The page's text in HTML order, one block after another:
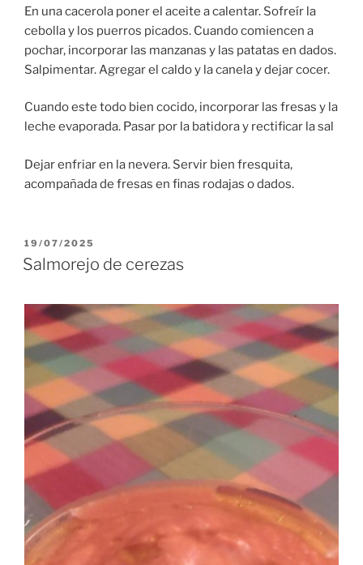
En una cacerola poner el aceite a calentar. Sofreír la
cebolla y los puerros picados. Cuando comiencen a
pochar, incorporar las manzanas y las patatas en dados.
Salpimentar. Agregar el caldo y la canela y dejar cocer.
Cuando este todo bien cocido, incorporar las fresas y la
leche evaporada. Pasar por la batidora y rectificar la sal
Dejar enfriar en la nevera. Servir bien fresquita,
acompañada de fresas en finas rodajas o dados.
PUBLICADO
EL
19/07/2025
Salmorejo de cerezas